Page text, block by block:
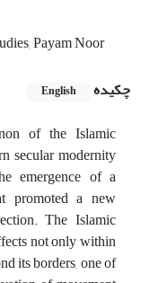
Payam Noor
چکیده
English
of the Islamic
secular modernity
emergence of a
promoted a new
The Islamic
not only within
its borders, one of